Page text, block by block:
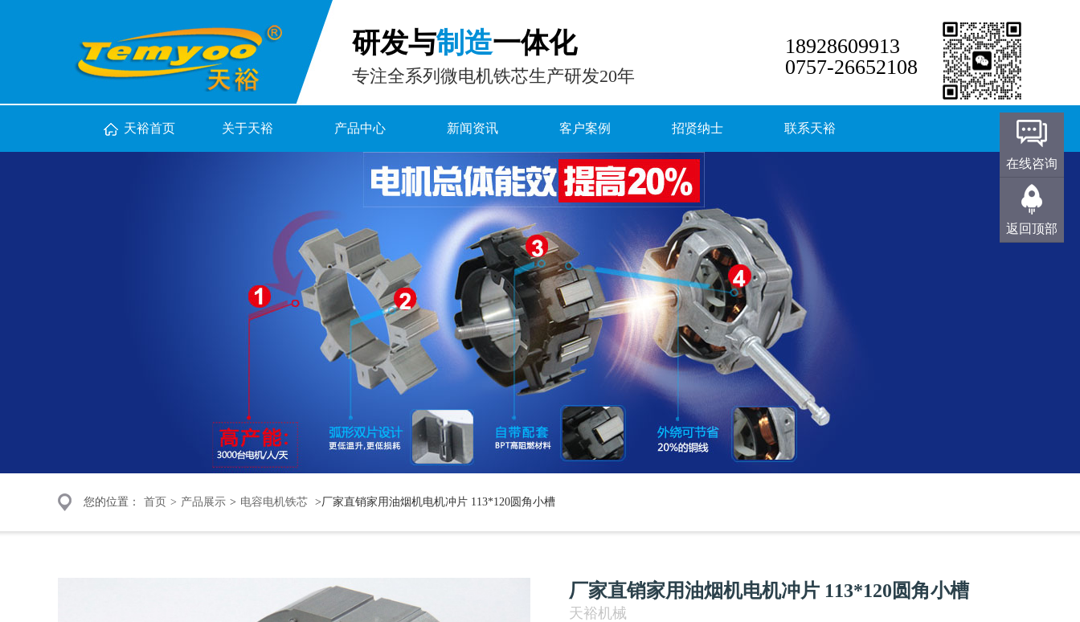
研发与制造一体化
专注全系列微电机铁芯生产研发20年
18928609913
0757-26652108
天裕首页 关于天裕 产品中心 新闻资讯 客户案例 招贤纳士 联系天裕
您的位置： 首页 > 产品展示 > 电容电机铁芯 >厂家直销家用油烟机电机冲片 113*120圆角小槽
厂家直销家用油烟机电机冲片 113*120圆角小槽
天裕机械
在线咨询
返回顶部